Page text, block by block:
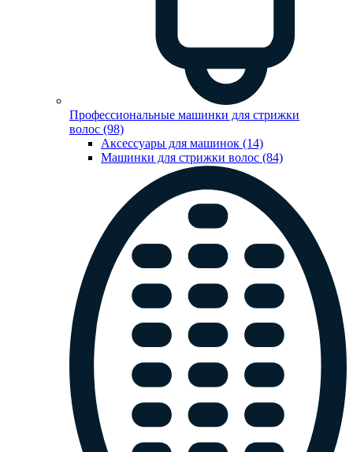
Профессиональные машинки для стрижки
волос (98)
Аксессуары для машинок (14)
Машинки для стрижки волос (84)